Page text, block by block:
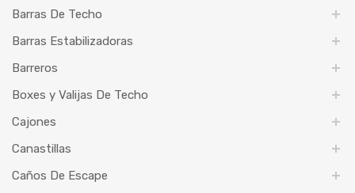
Barras De Techo
Barras Estabilizadoras
Barreros
Boxes y Valijas De Techo
Cajones
Canastillas
Caños De Escape